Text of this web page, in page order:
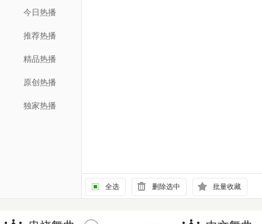
今日热播
推荐热播
精品热播
原创热播
独家热播
全选 删除选中 批量收藏